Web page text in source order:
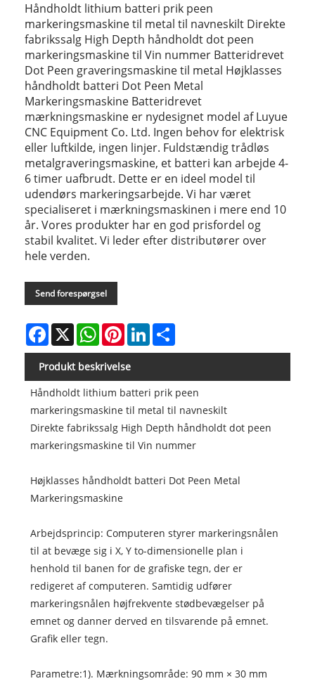
Håndholdt lithium batteri prik peen
markeringsmaskine til metal til navneskilt Direkte
fabrikssalg High Depth håndholdt dot peen
markeringsmaskine til Vin nummer Batteridrevet
Dot Peen graveringsmaskine til metal Højklasses
håndholdt batteri Dot Peen Metal
Markeringsmaskine Batteridrevet
mærkningsmaskine er nydesignet model af Luyue
CNC Equipment Co. Ltd. Ingen behov for elektrisk
eller luftkilde, ingen linjer. Fuldstændig trådløs
metalgraveringsmaskine, et batteri kan arbejde 4-
6 timer uafbrudt. Dette er en ideel model til
udendørs markeringsarbejde. Vi har været
specialiseret i mærkningsmaskinen i mere end 10
år. Vores produkter har en god prisfordel og
stabil kvalitet. Vi leder efter distributører over
hele verden.
Send forespørgsel
Facebook
X WhatsAppPinterestLinkedIn
Produkt beskrivelse
Håndholdt lithium batteri prik peen
markeringsmaskine til metal til navneskilt
Direkte fabrikssalg High Depth håndholdt dot peen
markeringsmaskine til Vin nummer
Højklasses håndholdt batteri Dot Peen Metal
Markeringsmaskine
Arbejdsprincip: Computeren styrer markeringsnålen
til at bevæge sig i X, Y to-dimensionelle plan i
henhold til banen for de grafiske tegn, der er
redigeret af computeren. Samtidig udfører
markeringsnålen højfrekvente stødbevægelser på
emnet og danner derved en tilsvarende på emnet.
Grafik eller tegn.
Parametre:1). Mærkningsområde: 90 mm × 30 mm